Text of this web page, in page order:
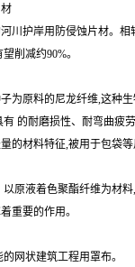
川护岸用防侵蚀片材。相
削减约90%。
为原料的尼龙纤维,这种
的耐磨损性、耐弯曲疲
的材料特征,被用于包袋等
以原液着色聚酯纤维为材
重要的作用。
网状建筑工程用罩布。